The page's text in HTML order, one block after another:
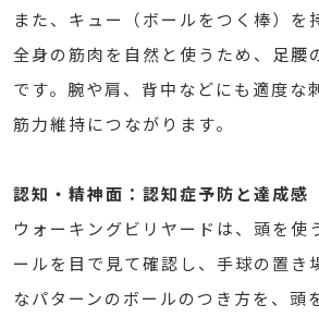
また、キュー（ボールをつく棒）を
全身の筋肉を自然と使うため、足腰
です。腕や肩、背中などにも適度な
筋力維持につながります。
認知・精神面：認知症予防と達成感
ウォーキングビリヤードは、頭を使
ールを目で見て確認し、手球の置き
なパターンのボールのつき方を、頭